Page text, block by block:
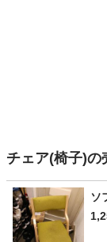
チェア(椅子)の
ソ